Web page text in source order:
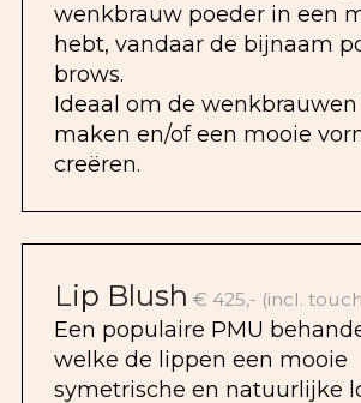
wenkbrauw poeder in een
hebt, vandaar de bijnaam
brows.
Ideaal om de
maken en/of een mooie
creëren.
Lip Blush € 425,- (incl.
Een populaire PMU
welke de lippen een mooie
symetrische en natuurlijke